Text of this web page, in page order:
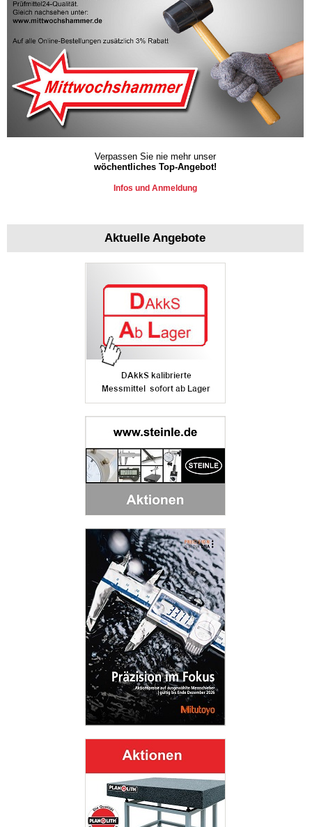
Verpassen Sie nie mehr unser
wöchentliches Top-Angebot!
Infos und Anmeldung
Aktuelle Angebote